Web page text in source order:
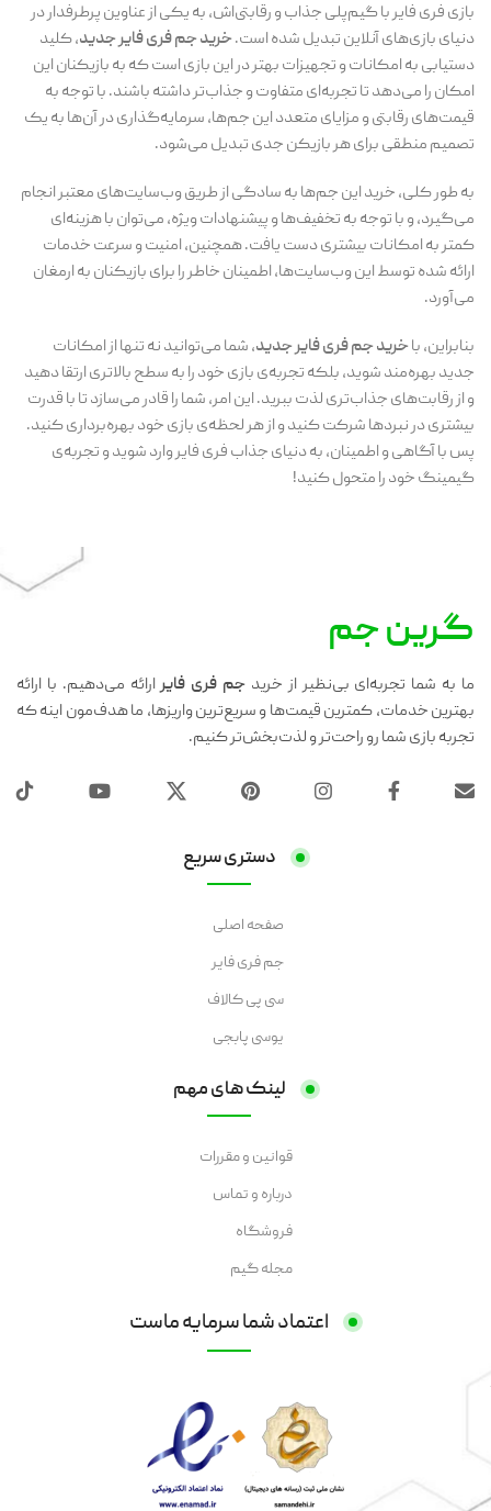
بازی فری فایر با گیم‌پلی جذاب و رقابتی‌اش، به یکی از عناوین پرطرفدار در
دنیای بازی‌های آنلاین تبدیل شده است.خرید جم فری فایر جدید، کلید
دستیابی به امکانات و تجهیزات بهتر در این بازی است که به بازیکنان این
امکان را می‌دهد تا تجربه‌ای متفاوت و جذاب‌تر داشته باشند. با توجه به
قیمت‌های رقابتی و مزایای متعدد این جم‌ها، سرمایه‌گذاری در آن‌ها به یک
تصمیم منطقی برای هر بازیکن جدی تبدیل می‌شود.
به طور کلی، خرید این جم‌ها به سادگی از طریق وب‌سایت‌های معتبر انجام
می‌گیرد، و با توجه به تخفیف‌ها و پیشنهادات ویژه، می‌توان با هزینه‌ای
کمتر به امکانات بیشتری دست یافت. همچنین، امنیت و سرعت خدمات
ارائه شده توسط این وب‌سایت‌ها، اطمینان خاطر را برای بازیکنان به ارمغان
می‌آورد.
بنابراین، باخرید جم فری فایر جدید، شما می‌توانید نه تنها از امکانات
جدید بهره‌مند شوید، بلکه تجربه‌ی بازی خود را به سطح بالاتری ارتقا دهید
و از رقابت‌های جذاب‌تری لذت ببرید. این امر، شما را قادر می‌سازد تا با قدرت
بیشتری در نبردها شرکت کنید و از هر لحظه‌ی بازی خود بهره‌برداری کنید.
پس با آگاهی و اطمینان، به دنیای جذاب فری فایر وارد شوید و تجربه‌ی
گیمینگ خود را متحول کنید!
گرین جم
ما به شما تجربه‌ای بی‌نظیر از خرید جم فری فایرارائه می‌دهیم. با ارائه
بهترین خدمات، کمترین قیمت‌ها و سریع‌ترین واریزها، ما هدف‌مون اینه که
تجربه بازی شما رو راحت‌تر و لذت‌بخش‌تر کنیم.
دستری سریع
صفحه اصلی
جم فری فایر
سی پی کالاف
یوسی پابجی
لینک های مهم
قوانین و مقررات
درباره و تماس
فروشگاه
مجله گیم
اعتماد شما سرمایه ماست